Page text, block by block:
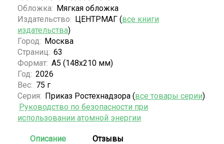
Обложка: Мягкая обложка
Издательство: ЦЕНТРМАГ (все книги
издательства)
Город: Москва
Страниц: 63
Формат: А5 (148x210 мм)
Год: 2026
Вес: 75 г
Серия: Приказ Ростехнадзора (все товары серии)
Руководство по безопасности при
использовании атомной энергии
Описание Отзывы